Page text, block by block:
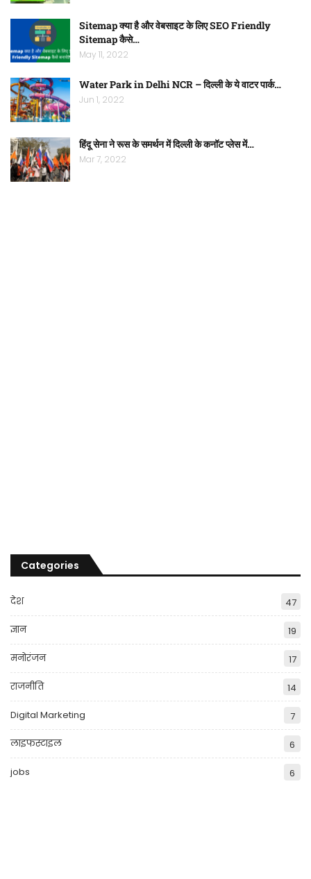
Sitemap क्या है और वेबसाइट के लिए SEO Friendly
Sitemap कैसे…
May 11, 2022
Water Park in Delhi NCR – दिल्ली के ये वाटर पार्क…
Jun 1, 2022
हिंदू सेना ने रूस के समर्थन में दिल्ली के कनॉट प्लेस में…
Mar 7, 2022
Categories
देश 47
ज्ञान 19
मनोरंजन 17
राजनीति 14
Digital Marketing 7
लाइफस्टाइल 6
jobs 6